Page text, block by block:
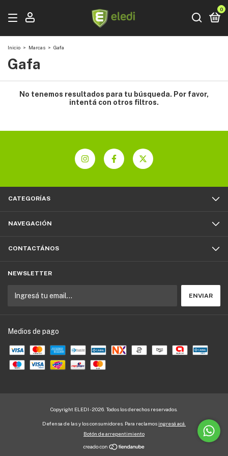
0
Inicio > Marcas > Gafa
Gafa
No tenemos resultados para tu búsqueda. Por favor,
intentá con otros filtros.
CATEGORÍAS
NAVEGACIÓN
CONTACTÁNOS
NEWSLETTER
Medios de pago
Copyright ELEDI - 2026. Todos los derechos reservados.
Defensa de las y los consumidores. Para reclamos ingresá acá.
Botón de arrepentimiento